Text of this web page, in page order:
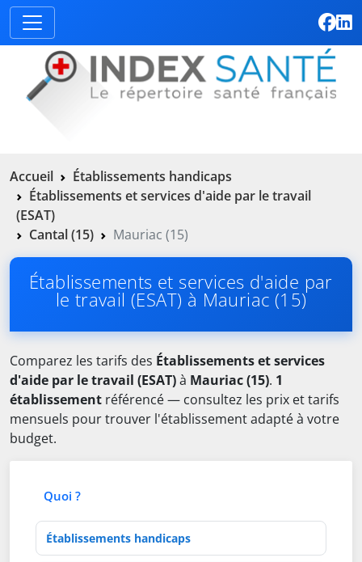
Accueil
Établissements handicaps
Établissements et services d'aide par le travail
(ESAT)
Cantal (15)
Mauriac (15)
Établissements et services d'aide par
le travail (ESAT) à Mauriac (15)
Comparez les tarifs des Établissements et services
d'aide par le travail (ESAT)à Mauriac (15). 1
établissement référencé — consultez les prix et tarifs
mensuels pour trouver l'établissement adapté à votre
budget.
Quoi ?
Type d'établissement